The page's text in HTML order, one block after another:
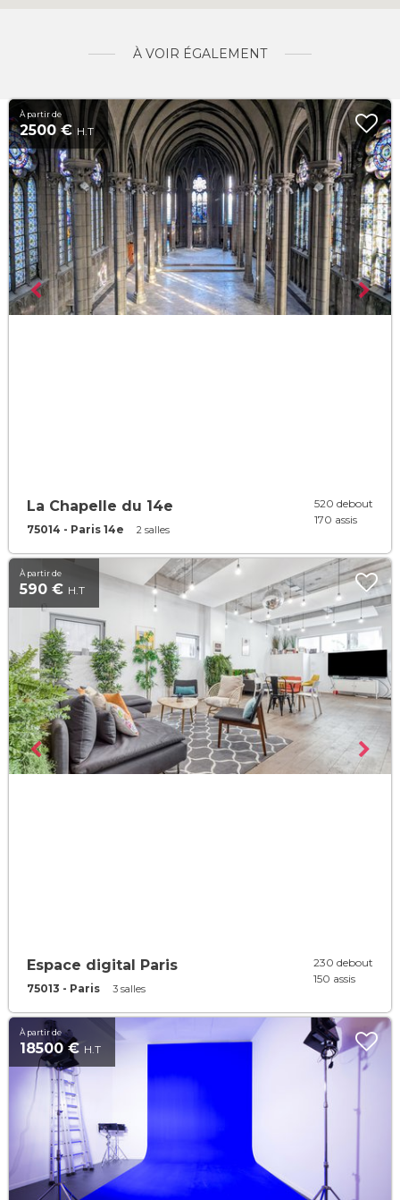
À VOIR ÉGALEMENT
À partir de
2500 € H.T
La Chapelle du 14e
75014 - Paris 14e 2 salles
520 debout
170 assis
À partir de
590 € H.T
Espace digital Paris
75013 - Paris 3 salles
230 debout
150 assis
À partir de
18500 € H.T